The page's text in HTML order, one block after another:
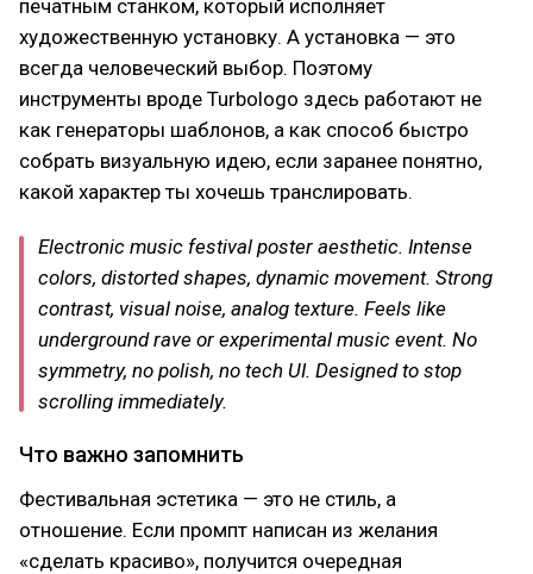
печатным станком, который исполняет
художественную установку. А установка — это
всегда человеческий выбор. Поэтому
инструменты вроде Turbologo здесь работают не
как генераторы шаблонов, а как способ быстро
собрать визуальную идею, если заранее понятно,
какой характер ты хочешь транслировать.
Electronic music festival poster aesthetic. Intense
colors, distorted shapes, dynamic movement. Strong
contrast, visual noise, analog texture. Feels like
underground rave or experimental music event. No
symmetry, no polish, no tech UI. Designed to stop
scrolling immediately.
Что важно запомнить
Фестивальная эстетика — это не стиль, а
отношение. Если промпт написан из желания
«сделать красиво», получится очередная